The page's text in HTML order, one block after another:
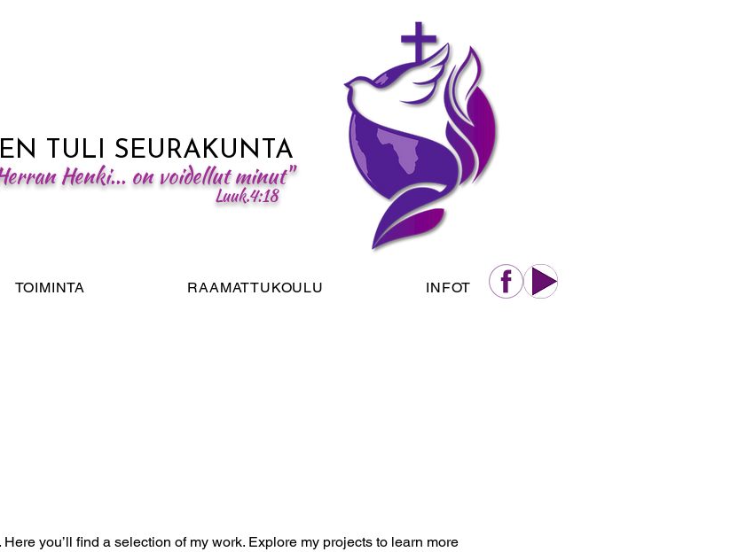
TULI SEURAKUNTA
Henki... on voidellut minut"
Luuk.4:18
TOIMINTA RAAMATTUKOULU INFOT
you’ll find a selection of my work. Explore my projects to learn more